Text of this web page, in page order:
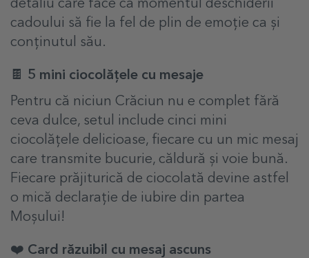
detaliu care face ca momentul deschiderii
cadoului să fie la fel de plin de emoție ca și
conținutul său.
🍫 5 mini ciocolățele cu mesaje
Pentru că niciun Crăciun nu e complet fără
ceva dulce, setul include cinci mini
ciocolățele delicioase, fiecare cu un mic mesaj
care transmite bucurie, căldură și voie bună.
Fiecare prăjiturică de ciocolată devine astfel
o mică declarație de iubire din partea
Moșului!
❤️ Card răzuibil cu mesaj ascuns